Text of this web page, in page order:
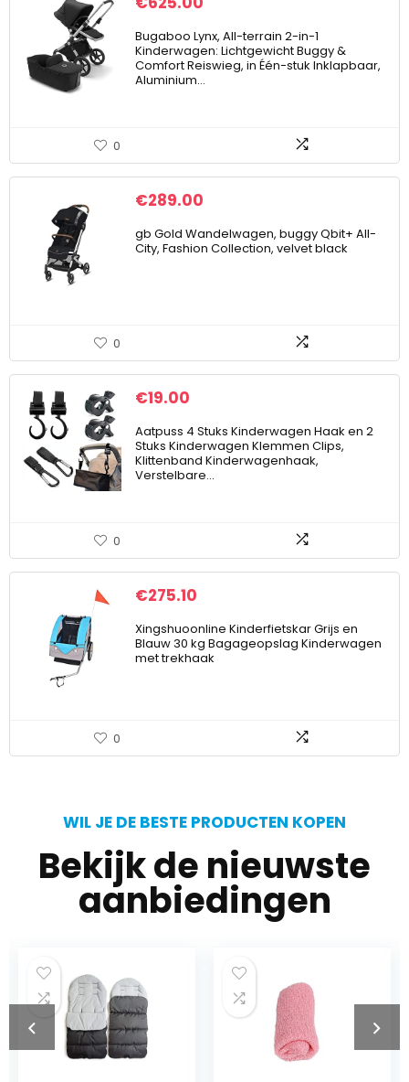
Bugaboo Lynx, All-terrain 2-in-1
Kinderwagen: Lichtgewicht Buggy &
Comfort Reiswieg, in Één-stuk Inklapbaar,
Aluminium…
0
€289.00
gb Gold Wandelwagen, buggy Qbit+ All-
City, Fashion Collection, velvet black
0
€19.00
Aatpuss 4 Stuks Kinderwagen Haak en 2
Stuks Kinderwagen Klemmen Clips,
Klittenband Kinderwagenhaak,
Verstelbare…
0
€275.10
Xingshuoonline Kinderfietskar Grijs en
Blauw 30 kg Bagageopslag Kinderwagen
met trekhaak
0
WIL JE DE BESTE PRODUCTEN KOPEN
Bekijk de nieuwste
aanbiedingen